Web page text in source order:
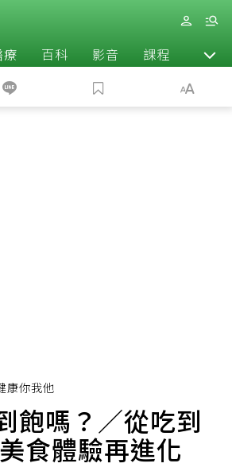
療 百科 影音 課程 退休
康你我他
飽嗎？／從吃到
食體驗再進化